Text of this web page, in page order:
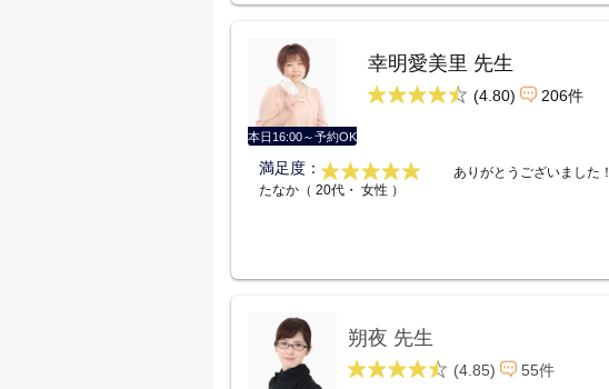
本日16:00～予約OK
幸明愛美里 先生
(4.80) 206件
満足度：
たなか（ 20代・ 女性 ）
ありがとうございました！
朔夜 先生
(4.85) 55件